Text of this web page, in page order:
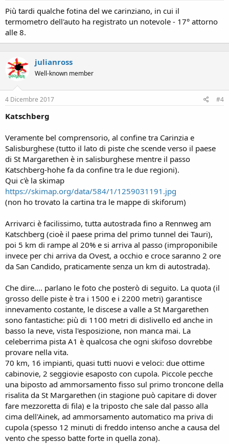
Più tardi qualche fotina del we carinziano, in cui il
termometro dell'auto ha registrato un notevole - 17° attorno
alle 8.
julianross
Well-known member
4 Dicembre 2017 #4
Katschberg
Veramente bel comprensorio, al confine tra Carinzia e
Salisburghese (tutto il lato di piste che scende verso il paese
di St Margarethen è in salisburghese mentre il passo
Katschberg-hohe fa da confine tra le due regioni).
Qui c'è la skimap
https://skimap.org/data/584/1/1259031191.jpg
(non ho trovato la cartina tra le mappe di skiforum)
Arrivarci è facilissimo, tutta autostrada fino a Rennweg am
Katschberg (cioè il paese prima del primo tunnel dei Tauri),
poi 5 km di rampe al 20% e si arriva al passo (improponibile
invece per chi arriva da Ovest, a occhio e croce saranno 2 ore
da San Candido, praticamente senza un km di autostrada).
Che dire.... parlano le foto che posterò di seguito. La quota (il
grosso delle piste è tra i 1500 e i 2200 metri) garantisce
innevamento costante, le discese a valle a St Margarethen
sono fantastiche: più di 1100 metri di dislivello ed anche in
basso la neve, vista l'esposizione, non manca mai. La
celeberrima pista A1 è qualcosa che ogni skifoso dovrebbe
provare nella vita.
70 km, 16 impianti, quasi tutti nuovi e veloci: due ottime
cabinovie, 2 seggiovie esaposto con cupola. Piccole pecche
una biposto ad ammorsamento fisso sul primo troncone della
risalita da St Margarethen (in stagione può capitare di dover
fare mezzoretta di fila) e la triposto che sale dal passo alla
cima dell'Ainek, ad ammorsamento automatico ma priva di
cupola (spesso 12 minuti di freddo intenso anche a causa del
vento che spesso batte forte in quella zona).